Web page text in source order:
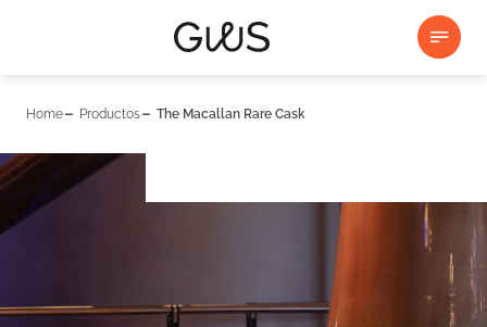
Home Productos The Macallan Rare Cask